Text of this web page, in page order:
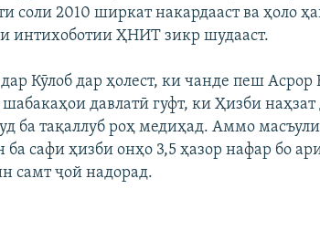
соли 2010 ширкат накардааст ва ҳоло
интихоботии ҲНИТ зикр шудааст.
Кӯлоб дар ҳолест, ки чанде пеш Асрор
давлатӣ гуфт, ки Ҳизби
ба тақаллуб роҳ медиҳад. Аммо
ба сафи ҳизби онҳо 3,5 ҳазор нафар бо
самт ҷой надорад.